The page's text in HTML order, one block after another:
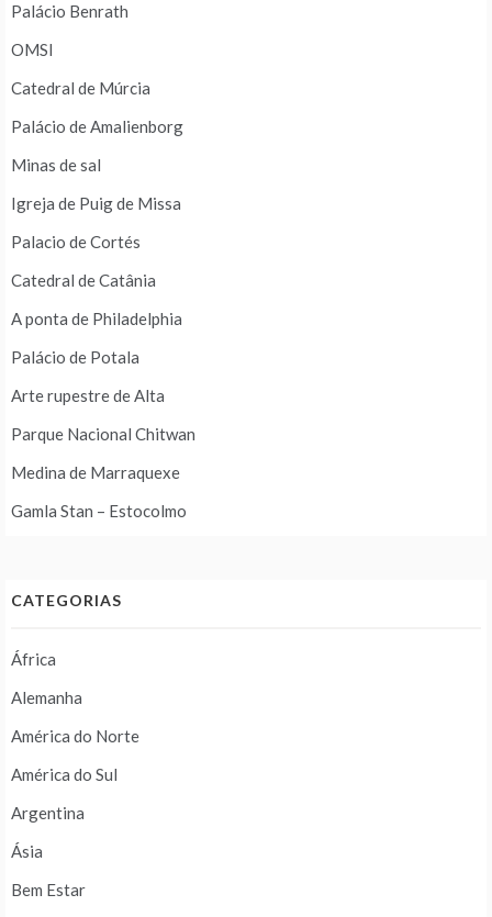
Palácio Benrath
OMSI
Catedral de Múrcia
Palácio de Amalienborg
Minas de sal
Igreja de Puig de Missa
Palacio de Cortés
Catedral de Catânia
A ponta de Philadelphia
Palácio de Potala
Arte rupestre de Alta
Parque Nacional Chitwan
Medina de Marraquexe
Gamla Stan – Estocolmo
CATEGORIAS
África
Alemanha
América do Norte
América do Sul
Argentina
Ásia
Bem Estar